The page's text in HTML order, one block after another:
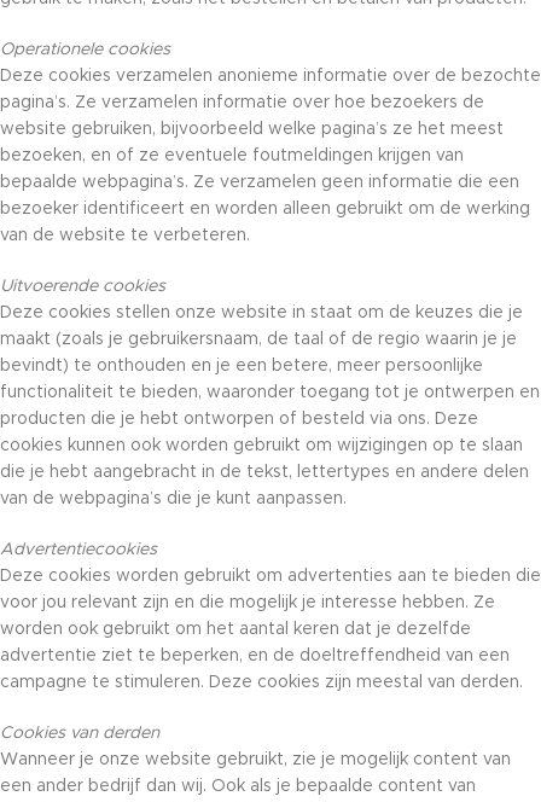
Operationele cookies
Deze cookies verzamelen anonieme informatie over de bezochte
pagina’s. Ze verzamelen informatie over hoe bezoekers de
website gebruiken, bijvoorbeeld welke pagina’s ze het meest
bezoeken, en of ze eventuele foutmeldingen krijgen van
bepaalde webpagina’s. Ze verzamelen geen informatie die een
bezoeker identificeert en worden alleen gebruikt om de werking
van de website te verbeteren.
Uitvoerende cookies
Deze cookies stellen onze website in staat om de keuzes die je
maakt (zoals je gebruikersnaam, de taal of de regio waarin je je
bevindt) te onthouden en je een betere, meer persoonlijke
functionaliteit te bieden, waaronder toegang tot je ontwerpen en
producten die je hebt ontworpen of besteld via ons. Deze
cookies kunnen ook worden gebruikt om wijzigingen op te slaan
die je hebt aangebracht in de tekst, lettertypes en andere delen
van de webpagina’s die je kunt aanpassen.
Advertentiecookies
Deze cookies worden gebruikt om advertenties aan te bieden die
voor jou relevant zijn en die mogelijk je interesse hebben. Ze
worden ook gebruikt om het aantal keren dat je dezelfde
advertentie ziet te beperken, en de doeltreffendheid van een
campagne te stimuleren. Deze cookies zijn meestal van derden.
Cookies van derden
Wanneer je onze website gebruikt, zie je mogelijk content van
een ander bedrijf dan wij. Ook als je bepaalde content van